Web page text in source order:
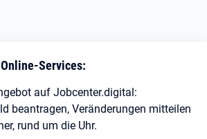
Services:
auf Jobcenter.digital:
beantragen, Veränderungen mitteilen
rund um die Uhr.